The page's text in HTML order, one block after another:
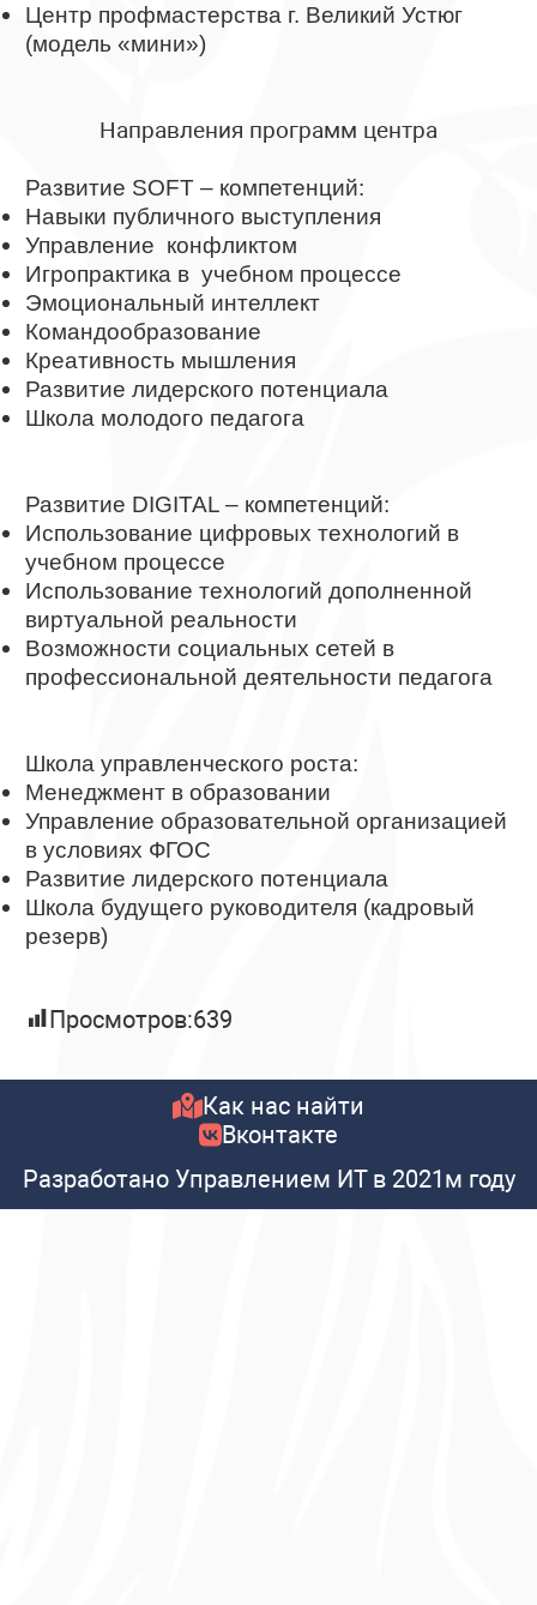
Центр профмастерства г. Великий Устюг
(модель «мини»)
Направления программ центра
Развитие SOFT – компетенций:
Навыки публичного выступления
Управление конфликтом
Игропрактика в учебном процессе
Эмоциональный интеллект
Командообразование
Креативность мышления
Развитие лидерского потенциала
Школа молодого педагога
Развитие DIGITAL – компетенций:
Использование цифровых технологий в
учебном процессе
Использование технологий дополненной
виртуальной реальности
Возможности социальных сетей в
профессиональной деятельности педагога
Школа управленческого роста:
Менеджмент в образовании
Управление образовательной организацией
в условиях ФГОС
Развитие лидерского потенциала
Школа будущего руководителя (кадровый
резерв)
Просмотров:639
Как нас найти
Вконтакте
Разработано Управлением ИТ в 2021м году